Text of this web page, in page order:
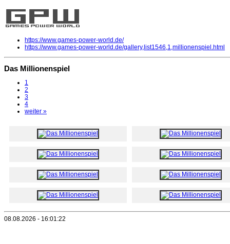
https://www.games-power-world.de/
https://www.games-power-world.de/gallery,list1546,1,millionenspiel.html
Das Millionenspiel
1
2
3
4
weiter »
08.08.2026 - 16:01:22